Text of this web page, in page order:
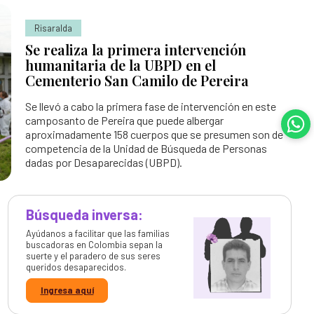
Risaralda
Se realiza la primera intervención
humanitaria de la UBPD en el
Cementerio San Camilo de Pereira
Se llevó a cabo la primera fase de intervención en este
camposanto de Pereira que puede albergar
aproximadamente 158 cuerpos que se presumen son de
competencia de la Unidad de Búsqueda de Personas
dadas por Desaparecidas (UBPD).
Búsqueda inversa:
Ayúdanos a facilitar que las familias
buscadoras en Colombia sepan la
suerte y el paradero de sus seres
queridos desaparecidos.
Ingresa aquí